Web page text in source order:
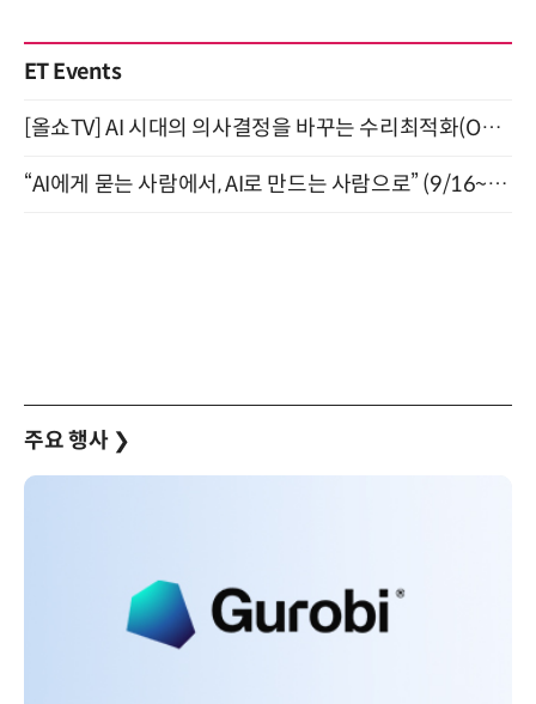
ET Events
[올쇼TV] AI 시대의 의사결정을 바꾸는 수리최적화(Optimization) 소개 (8/20 생방송)
“AI에게 묻는 사람에서, AI로 만드는 사람으로” (9/16~17)
주요 행사 ❯